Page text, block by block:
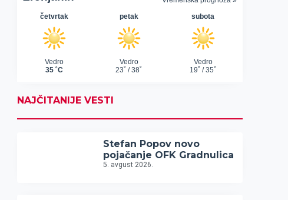
NAJČITANIJE VESTI
Stefan Popov novo
pojačanje OFK Gradnulica
5. avgust 2026.